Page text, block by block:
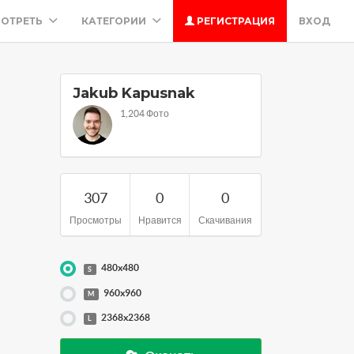
КАТЕГОРИИ РЕГИСТРАЦИЯ ВХОД
Jakub Kapusnak
1,204 Фото
307
Просмотры
0
Нравится
0
Скачивания
S 480x480
M 960x960
L 2368x2368